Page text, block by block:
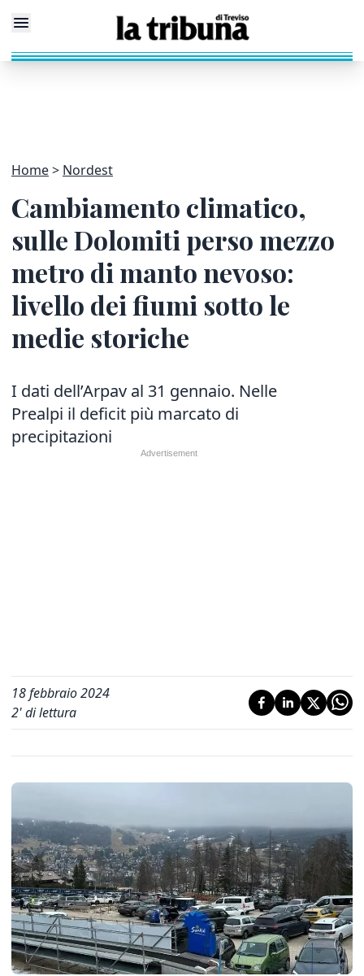
Home Nordest
Cambiamento climatico,
sulle Dolomiti perso mezzo
metro di manto nevoso:
livello dei fiumi sotto le
medie storiche
I dati dell’Arpav al 31 gennaio. Nelle
Prealpi il deficit più marcato di
precipitazioni
18 febbraio 2024
2' di lettura